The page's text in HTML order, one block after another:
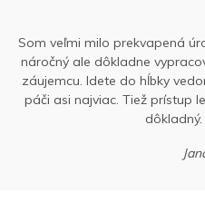
Som veľmi milo prekvapená
náročný ale dôkladne
záujemcu. Idete do hĺbky
páči asi najviac. Tiež prístup